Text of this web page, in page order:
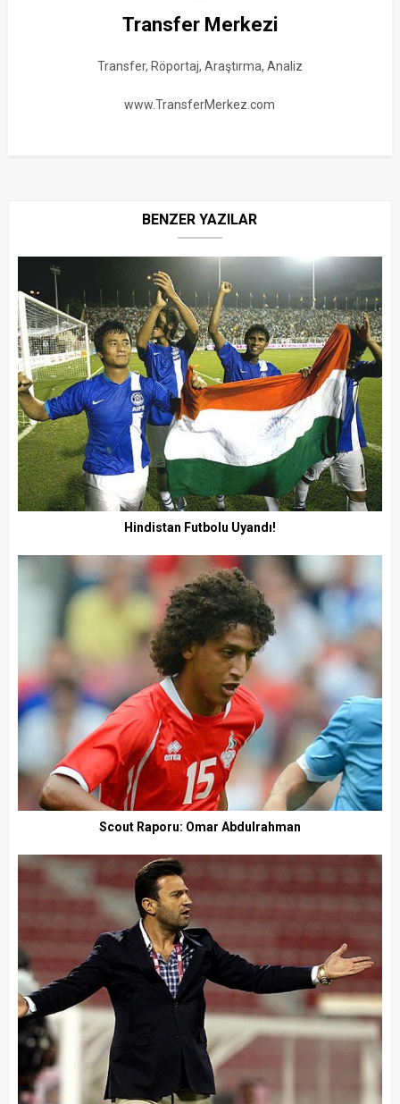
Transfer Merkezi
Transfer, Röportaj, Araştırma, Analiz
www.TransferMerkez.com
BENZER YAZILAR
Hindistan Futbolu Uyandı!
Scout Raporu: Omar Abdulrahman